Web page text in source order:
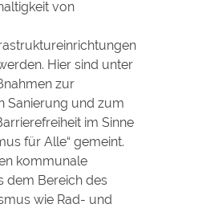
von
Hier sind unter
zur
Sanierung und zum
im Sinne
für Alle“ gemeint.
kommunale
dem Bereich des
wie Rad- und